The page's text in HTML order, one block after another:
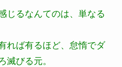
じるなんてのは、単なる
れば有るほど、怠惰でダ
滅びる元。